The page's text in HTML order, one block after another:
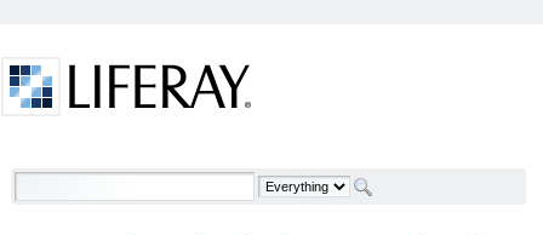
Cam xuc thang hoa la gi Cam xuc thang hoa trong